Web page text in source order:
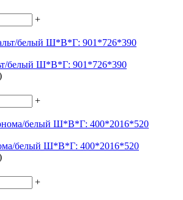
+
белый Ш*В*Г: 901*726*390
+
белый Ш*В*Г: 400*2016*520
+